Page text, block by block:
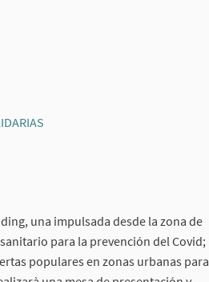
una impulsada desde la zona de
para la prevención del Covid;
populares en zonas urbanas para